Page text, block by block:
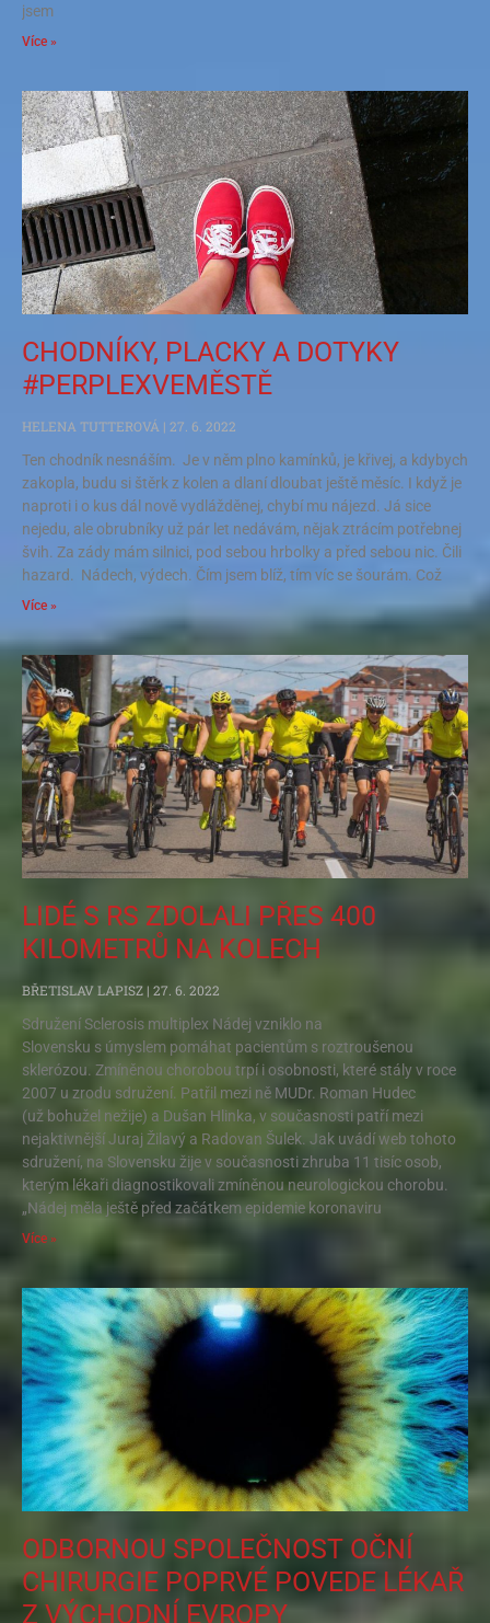
jsem
Více »
CHODNÍKY, PLACKY A DOTYKY
#PERPLEXVEMĚSTĚ
HELENA TUTTEROVÁ
27. 6. 2022
Ten chodník nesnáším. Je v něm plno kamínků, je křivej, a kdybych
zakopla, budu si štěrk z kolen a dlaní dloubat ještě měsíc. I když je
naproti i o kus dál nově vydlážděnej, chybí mu nájezd. Já sice
nejedu, ale obrubníky už pár let nedávám, nějak ztrácím potřebnej
švih. Za zády mám silnici, pod sebou hrbolky a před sebou nic. Čili
hazard. Nádech, výdech. Čím jsem blíž, tím víc se šourám. Což
Více »
LIDÉ S RS ZDOLALI PŘES 400
KILOMETRŮ NA KOLECH
BŘETISLAV LAPISZ 27. 6. 2022
Sdružení Sclerosis multiplex Nádej vzniklo na
Slovensku s úmyslem pomáhat pacientům s roztroušenou
sklerózou. Zmíněnou chorobou trpí i osobnosti, které stály v roce
2007 u zrodu sdružení. Patřil mezi ně MUDr. Roman Hudec
(už bohužel nežije) a Dušan Hlinka, v současnosti patří mezi
nejaktivnější Juraj Žilavý a Radovan Šulek. Jak uvádí web tohoto
sdružení, na Slovensku žije v současnosti zhruba 11 tisíc osob,
kterým lékaři diagnostikovali zmíněnou neurologickou chorobu.
„Nádej měla ještě před začátkem epidemie koronaviru
Více »
ODBORNOU SPOLEČNOST OČNÍ
CHIRURGIE POPRVÉ POVEDE LÉKAŘ
Z VÝCHODNÍ EVROPY